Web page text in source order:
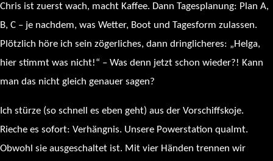
Chris ist zuerst wach, macht Kaffee. Dann Tagesplanung: Plan A,
B, C – je nachdem, was Wetter, Boot und Tagesform zulassen.
Plötzlich höre ich sein zögerliches, dann dringlicheres: „Helga,
hier stimmt was nicht!“ – Was denn jetzt schon wieder?! Kann
man das nicht gleich genauer sagen?
Ich stürze (so schnell es eben geht) aus der Vorschiffskoje.
Rieche es sofort: Verhängnis. Unsere Powerstation qualmt.
Obwohl sie ausgeschaltet ist. Mit vier Händen trennen wir